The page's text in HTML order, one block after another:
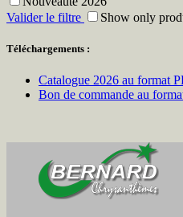
Valider le filtre
Show only
Téléchargements :
Catalogue 2026 au format
Bon de commande au